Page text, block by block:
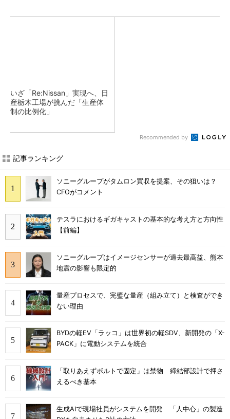
いざ「Re:Nissan」実現へ、日
産栃木工場が挑んだ「生産体
制の比例化」
Recommended by
記事ランキング
ソニーグループがタムロン買収を提案、その狙いは？
CFOがコメント
テスラにおけるギガキャストの基本的な考え方と方向性
【前編】
ソニーグループはイメージセンサーが過去最高益、熊本
地震の影響も限定的
量産プロセスで、完璧な量産（組み立て）と検査ができ
ない理由
BYDの軽EV「ラッコ」は世界初の軽SDV、新開発の「X-
PACK」に電動システムを統合
「取りあえずボルトで固定」は禁物 締結部設計で押さ
えるべき基本
生成AIで現場社員がシステムを開発 「人中心」の製造